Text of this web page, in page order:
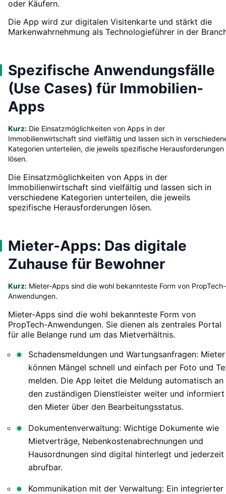
oder Käufern.
Die App wird zur digitalen Visitenkarte und stärkt die
Markenwahrnehmung als Technologieführer in der
Spezifische Anwendungsfälle
(Use Cases) für Immobilien-
Apps
Kurz: Die Einsatzmöglichkeiten von Apps in der
Immobilienwirtschaft sind vielfältig und lassen sich in
Kategorien unterteilen, die jeweils spezifische Herausforderungen
lösen.
Die Einsatzmöglichkeiten von Apps in der
Immobilienwirtschaft sind vielfältig und lassen sich in
verschiedene Kategorien unterteilen, die jeweils
spezifische Herausforderungen lösen.
Mieter-Apps: Das digitale
Zuhause für Bewohner
Kurz: Mieter-Apps sind die wohl bekannteste Form von PropTech-
Anwendungen.
Mieter-Apps sind die wohl bekannteste Form von
PropTech-Anwendungen. Sie dienen als zentrales Portal
für alle Belange rund um das Mietverhältnis.
Schadensmeldungen und Wartungsanfragen: Mieter
können Mängel schnell und einfach per Foto und
melden. Die App leitet die Meldung automatisch an
den zuständigen Dienstleister weiter und informiert
den Mieter über den Bearbeitungsstatus.
Dokumentenverwaltung: Wichtige Dokumente wie
Mietverträge, Nebenkostenabrechnungen und
Hausordnungen sind digital hinterlegt und jederzeit
abrufbar.
Kommunikation mit der Verwaltung: Ein integrierter